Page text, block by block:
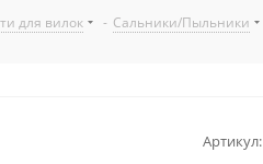
для вилок - Сальники/Пыльники
Артикул: